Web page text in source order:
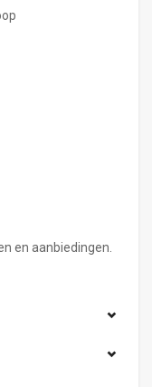
en aanbiedingen.